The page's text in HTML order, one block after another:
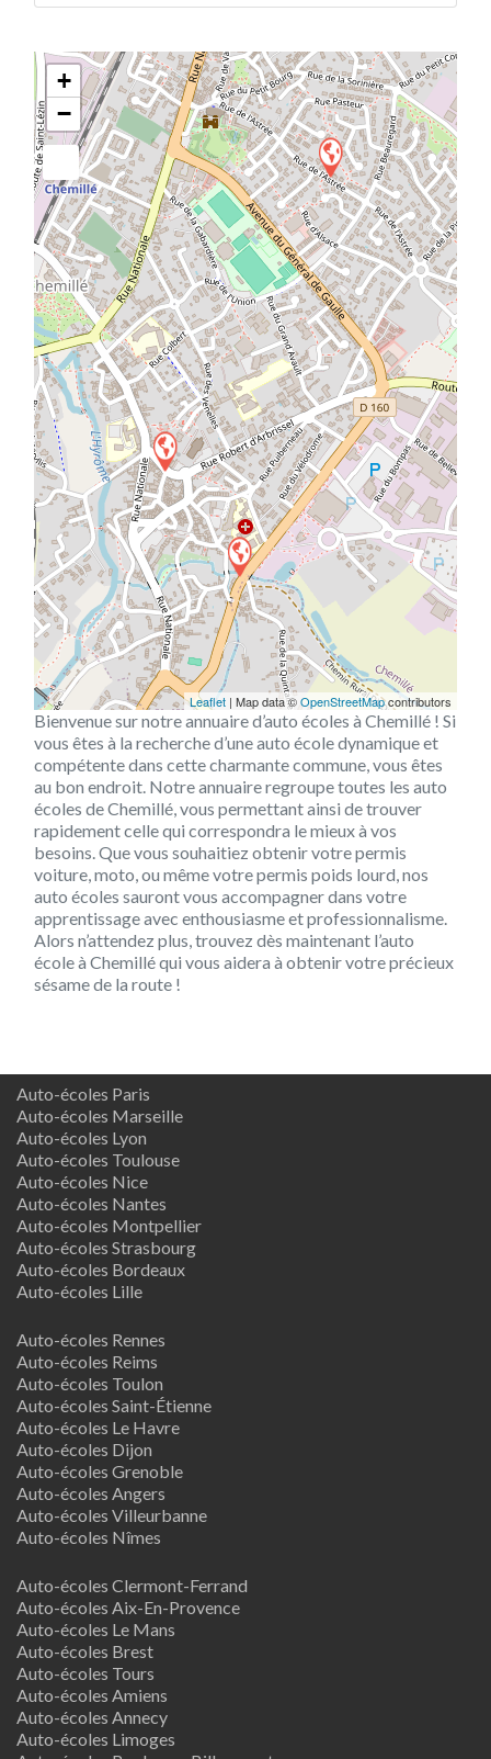
+
−
Leaflet | Map data ©OpenStreetMapcontributors
Bienvenue sur notre annuaire d’auto écoles à Chemillé ! Si
vous êtes à la recherche d’une auto école dynamique et
compétente dans cette charmante commune, vous êtes
au bon endroit. Notre annuaire regroupe toutes les auto
écoles de Chemillé, vous permettant ainsi de trouver
rapidement celle qui correspondra le mieux à vos
besoins. Que vous souhaitiez obtenir votre permis
voiture, moto, ou même votre permis poids lourd, nos
auto écoles sauront vous accompagner dans votre
apprentissage avec enthousiasme et professionnalisme.
Alors n’attendez plus, trouvez dès maintenant l’auto
école à Chemillé qui vous aidera à obtenir votre précieux
sésame de la route !
Auto-écoles Paris
Auto-écoles Marseille
Auto-écoles Lyon
Auto-écoles Toulouse
Auto-écoles Nice
Auto-écoles Nantes
Auto-écoles Montpellier
Auto-écoles Strasbourg
Auto-écoles Bordeaux
Auto-écoles Lille
Auto-écoles Rennes
Auto-écoles Reims
Auto-écoles Toulon
Auto-écoles Saint-Étienne
Auto-écoles Le Havre
Auto-écoles Dijon
Auto-écoles Grenoble
Auto-écoles Angers
Auto-écoles Villeurbanne
Auto-écoles Nîmes
Auto-écoles Clermont-Ferrand
Auto-écoles Aix-En-Provence
Auto-écoles Le Mans
Auto-écoles Brest
Auto-écoles Tours
Auto-écoles Amiens
Auto-écoles Annecy
Auto-écoles Limoges